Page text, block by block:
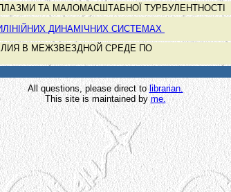
ПЛАЗМИ ТА МАЛОМАСШТАБНОЇ ТУРБУЛЕНТНОСТІ
ДИНАМІЧНИХ СИСТЕМАХ
В МЕЖЗВЕЗДНОЙ СРЕДЕ ПО
All questions, please direct tolibrarian.
This site is maintained byme.